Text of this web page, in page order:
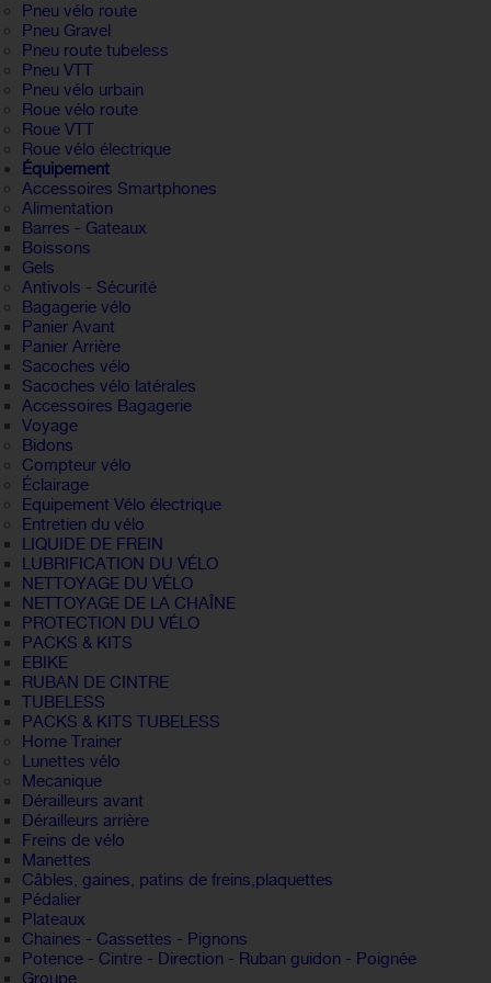
Pneu vélo route
Pneu Gravel
Pneu route tubeless
Pneu VTT
Pneu vélo urbain
Roue vélo route
Roue VTT
Roue vélo électrique
Équipement
Accessoires Smartphones
Alimentation
Barres - Gateaux
Boissons
Gels
Antivols - Sécurité
Bagagerie vélo
Panier Avant
Panier Arrière
Sacoches vélo
Sacoches vélo latérales
Accessoires Bagagerie
Voyage
Bidons
Compteur vélo
Éclairage
Equipement Vélo électrique
Entretien du vélo
LIQUIDE DE FREIN
LUBRIFICATION DU VÉLO
NETTOYAGE DU VÉLO
NETTOYAGE DE LA CHAÎNE
PROTECTION DU VÉLO
PACKS & KITS
EBIKE
RUBAN DE CINTRE
TUBELESS
PACKS & KITS TUBELESS
Home Trainer
Lunettes vélo
Mecanique
Dérailleurs avant
Dérailleurs arrière
Freins de vélo
Manettes
Câbles, gaines, patins de freins,plaquettes
Pédalier
Plateaux
Chaines - Cassettes - Pignons
Potence - Cintre - Direction - Ruban guidon - Poignée
Groupe